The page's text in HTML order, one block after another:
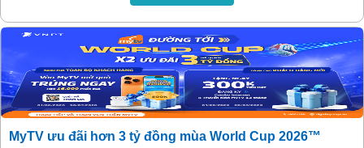
MyTV ưu đãi hơn 3 tỷ đồng mùa World Cup 2026™